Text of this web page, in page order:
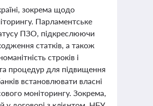
зокрема щодо
Парламентське
ПЗО, підкреслюючи
статків, а також
строків і
процедур для підвищення
встановлювати власні
моніторингу. Зокрема,